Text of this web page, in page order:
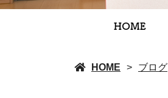
HOME
HOME ブログ